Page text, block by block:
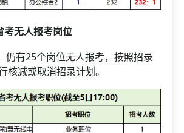
无人报考岗位
25个岗位无人报考，按照招录
核减或取消招录计划。